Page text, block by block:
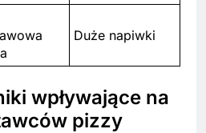
Duże napiwki
wpływające na
pizzy